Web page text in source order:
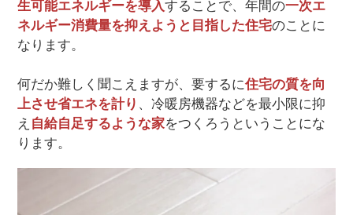
生可能エネルギーを導入することで、年間の一次エ
ネルギー消費量を抑えようと目指した住宅のことに
なります。
何だか難しく聞こえますが、要するに住宅の質を向
上させ省エネを計り 、冷暖房機器などを最小限に抑
え 自給自足するような家をつくろうということにな
ります。